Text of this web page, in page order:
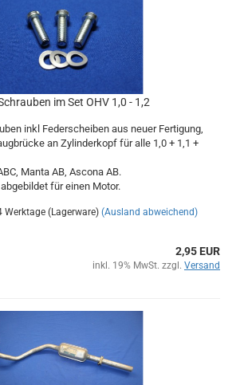
im Set OHV 1,0 - 1,2
inkl Federscheiben aus neuer Fertigung,
an Zylinderkopf für alle 1,0 + 1,1 +
Manta AB, Ascona AB.
für einen Motor.
Werktage (Lagerware) (Ausland abweichend)
2,95 EUR
inkl. 19% MwSt. zzgl. Versand